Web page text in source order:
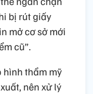
bị rút giấy
mở cơ sở mới
cũ”.
hình thẩm mỹ
nên xử lý